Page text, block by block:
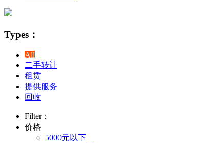
Types：
All
二手转让
租赁
提供服务
回收
Filter：
价格
5000元以下